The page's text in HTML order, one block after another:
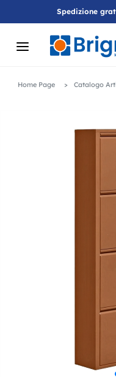
Spedizione
Home Page Catalogo